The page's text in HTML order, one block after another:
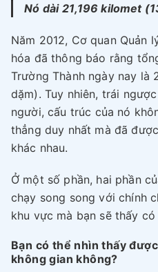
Nó dài 21,196 kilomet
Năm 2012, Cơ quan Quản
hóa đã thông báo rằng
Trường Thành ngày nay là
dặm). Tuy nhiên, trái
người, cấu trúc của nó
thẳng duy nhất mà đã
khác nhau.
Ở một số phần, hai phần
chạy song song với chính
khu vực mà bạn sẽ thấy
Bạn có thể nhìn thấy
không gian không?